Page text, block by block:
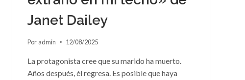
Janet Dailey
Por admin 12/08/2025
La protagonista cree que su marido ha muerto.
Años después, él regresa. Es posible que haya